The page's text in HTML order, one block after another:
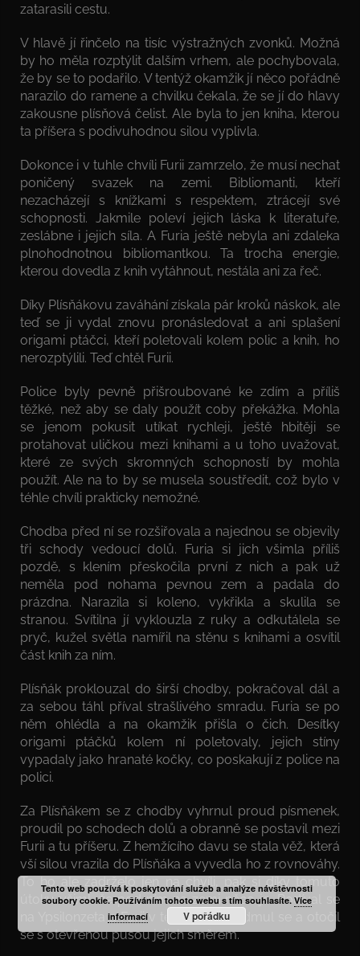
zatarasili cestu.
V hlavě jí řinčelo na tisíc výstražných zvonků. Možná
by ho měla rozptýlit dalším vrhem, ale pochybovala,
že by se to podařilo. V tentýž okamžik jí něco pořádně
narazilo do ramene a chvilku čekala, že se jí do hlavy
zakousne plísňová čelist. Ale byla to jen kniha, kterou
ta příšera s podivuhodnou silou vyplivla.
Dokonce i v tuhle chvíli Furii zamrzelo, že musí nechat
poničený svazek na zemi. Bibliomanti, kteří
nezacházejí s knížkami s respektem, ztrácejí své
schopnosti. Jakmile poleví jejich láska k literatuře,
zeslábne i jejich síla. A Furia ještě nebyla ani zdaleka
plnohodnotnou bibliomantkou. Ta trocha energie,
kterou dovedla z knih vytáhnout, nestála ani za řeč.
Díky Plísňákovu zaváhání získala pár kroků náskok, ale
teď se ji vydal znovu pronásledovat a ani splašení
origami ptáčci, kteří poletovali kolem polic a knih, ho
nerozptýlili. Teď chtěl Furii.
Police byly pevně přišroubované ke zdím a příliš
těžké, než aby se daly použít coby překážka. Mohla
se jenom pokusit utíkat rychleji, ještě hbitěji se
protahovat uličkou mezi knihami a u toho uvažovat,
které ze svých skromných schopností by mohla
použít. Ale na to by se musela soustředit, což bylo v
téhle chvíli prakticky nemožné.
Chodba před ní se rozšiřovala a najednou se objevily
tři schody vedoucí dolů. Furia si jich všimla příliš
pozdě, s klením přeskočila první z nich a pak už
neměla pod nohama pevnou zem a padala do
prázdna. Narazila si koleno, vykřikla a skulila se
stranou. Svítilna jí vyklouzla z ruky a odkutálela se
pryč, kužel světla namířil na stěnu s knihami a osvítil
část knih za ním.
Plísňák proklouzal do širší chodby, pokračoval dál a
za sebou táhl příval strašlivého smradu. Furia se po
něm ohlédla a na okamžik přišla o čich. Desítky
origami ptáčků kolem ní poletovaly, jejich stíny
vypadaly jako hranaté kočky, co poskakují z police na
polici.
Za Plísňákem se z chodby vyhrnul proud písmenek,
proudil po schodech dolů a obranně se postavil mezi
Furii a tu příšeru. Z hemžícího davu se stala věž, která
vší silou vrazila do Plísňáka a vyvedla ho z rovnováhy.
To ho ale zadrželo jen na chvíli, pak si díky tomuto
útoku všiml, že pod ním na zemi něco je. Podíval se
na Ypsilonzeta a Furii v též vteřině, nadmul se a otočil
se s otevřenou pusou jejich směrem.
Tento web používá k poskytování služeb a analýze návštěvnosti
soubory cookie. Používáním tohoto webu s tím souhlasíte.Více
informací
V pořádku